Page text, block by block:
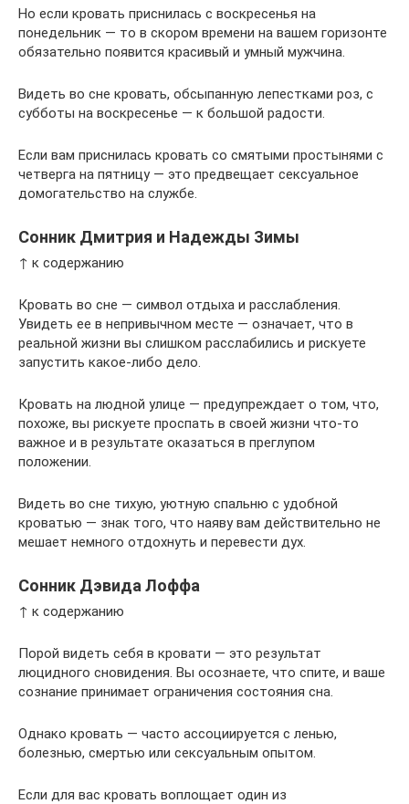
Но если кровать приснилась с воскресенья на
понедельник — то в скором времени на вашем горизонте
обязательно появится красивый и умный мужчина.
Видеть во сне кровать, обсыпанную лепестками роз, с
субботы на воскресенье — к большой радости.
Если вам приснилась кровать со смятыми простынями с
четверга на пятницу — это предвещает сексуальное
домогательство на службе.
Сонник Дмитрия и Надежды Зимы
↑ к содержанию
Кровать во сне — символ отдыха и расслабления.
Увидеть ее в непривычном месте — означает, что в
реальной жизни вы слишком расслабились и рискуете
запустить какое-либо дело.
Кровать на людной улице — предупреждает о том, что,
похоже, вы рискуете проспать в своей жизни что-то
важное и в результате оказаться в преглупом
положении.
Видеть во сне тихую, уютную спальню с удобной
кроватью — знак того, что наяву вам действительно не
мешает немного отдохнуть и перевести дух.
Сонник Дэвида Лоффа
↑ к содержанию
Порой видеть себя в кровати — это результат
люцидного сновидения. Вы осознаете, что спите, и ваше
сознание принимает ограничения состояния сна.
Однако кровать — часто ассоциируется с ленью,
болезнью, смертью или сексуальным опытом.
Если для вас кровать воплощает один из